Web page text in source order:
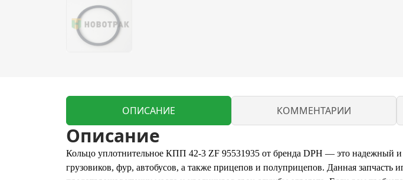
ОПИСАНИЕ КОММЕНТАРИИ
Описание
Кольцо уплотнительное КПП 42-3 ZF 95531935 от бренда DPH — это надежный
грузовиков, фур, автобусов, а также прицепов и полуприцепов. Данная запчасть